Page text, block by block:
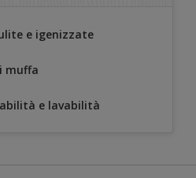
e igenizzate
muffa
e lavabilità